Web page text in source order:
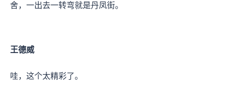
舍，一出去一转弯就是丹凤街。
王德威
哇，这个太精彩了。